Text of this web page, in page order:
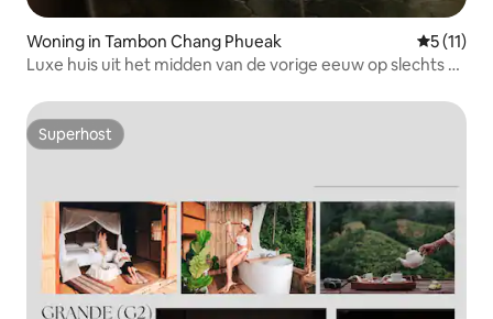
Woning in Tambon Chang Phueak
5 (11)
Luxe huis uit het midden van de vorige eeuw op slechts 5
Superhost
Superhost